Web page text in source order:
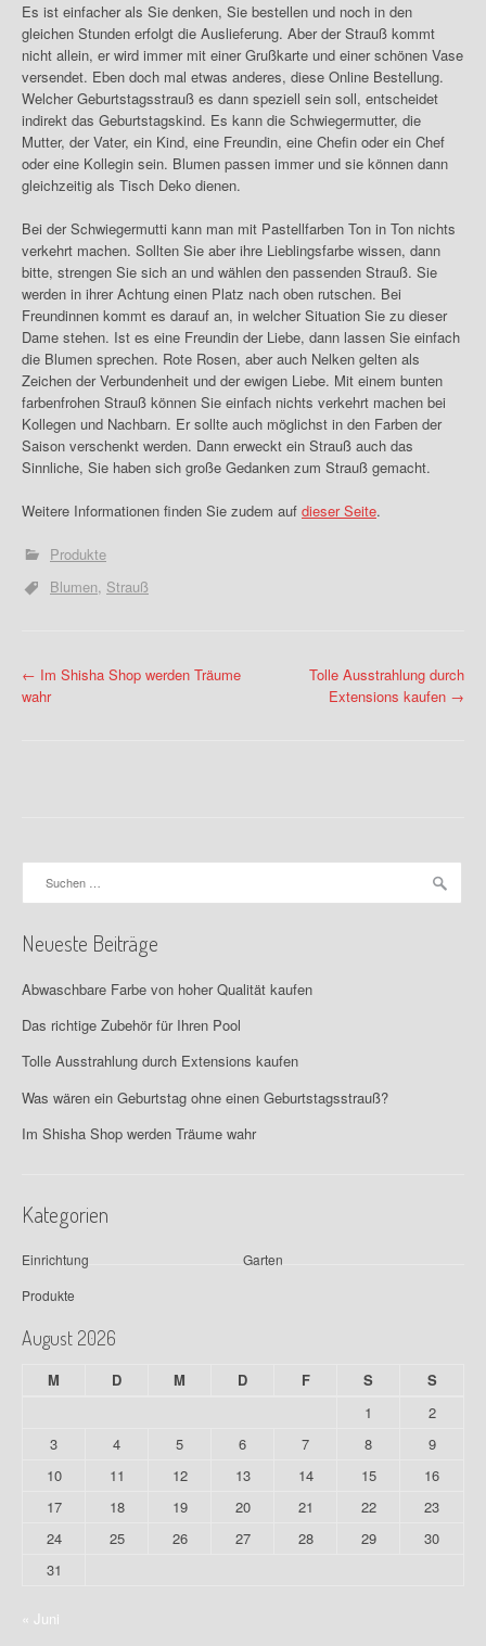
Es ist einfacher als Sie denken, Sie bestellen und noch in den
gleichen Stunden erfolgt die Auslieferung. Aber der Strauß kommt
nicht allein, er wird immer mit einer Grußkarte und einer schönen Vase
versendet. Eben doch mal etwas anderes, diese Online Bestellung.
Welcher Geburtstagsstrauß es dann speziell sein soll, entscheidet
indirekt das Geburtstagskind. Es kann die Schwiegermutter, die
Mutter, der Vater, ein Kind, eine Freundin, eine Chefin oder ein Chef
oder eine Kollegin sein. Blumen passen immer und sie können dann
gleichzeitig als Tisch Deko dienen.
Bei der Schwiegermutti kann man mit Pastellfarben Ton in Ton nichts
verkehrt machen. Sollten Sie aber ihre Lieblingsfarbe wissen, dann
bitte, strengen Sie sich an und wählen den passenden Strauß. Sie
werden in ihrer Achtung einen Platz nach oben rutschen. Bei
Freundinnen kommt es darauf an, in welcher Situation Sie zu dieser
Dame stehen. Ist es eine Freundin der Liebe, dann lassen Sie einfach
die Blumen sprechen. Rote Rosen, aber auch Nelken gelten als
Zeichen der Verbundenheit und der ewigen Liebe. Mit einem bunten
farbenfrohen Strauß können Sie einfach nichts verkehrt machen bei
Kollegen und Nachbarn. Er sollte auch möglichst in den Farben der
Saison verschenkt werden. Dann erweckt ein Strauß auch das
Sinnliche, Sie haben sich große Gedanken zum Strauß gemacht.
Weitere Informationen finden Sie zudem auf dieser Seite.
Produkte
Blumen Strauß
P
v
i
g
a
t
i
o
← Im Shisha Shop werden Träume
wahr
Tolle Ausstrahlung durch
Extensions kaufen →
nach:
Neueste Beiträge
Abwaschbare Farbe von hoher Qualität kaufen
Das richtige Zubehör für Ihren Pool
Tolle Ausstrahlung durch Extensions kaufen
Was wären ein Geburtstag ohne einen Geburtstagsstrauß?
Im Shisha Shop werden Träume wahr
Kategorien
Einrichtung
Garten
Produkte
August 2026
M D M D F S
S
1
2
3
4 5 6 7 8
9
10
11 12 13 14 15
16
17
18 19 20 21 22
23
24
25 26 27 28 29
30
31
« Juni